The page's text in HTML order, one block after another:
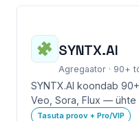
SYNTX.AI
Agregaator · 90+
SYNTX.AI koondab
Veo, Sora, Flux — ühte
Tasuta proov + Pro/VIP